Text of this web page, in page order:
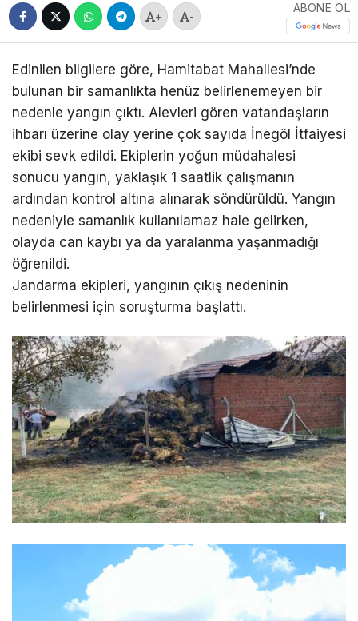
+ -
ABONE OL
Edinilen bilgilere göre, Hamitabat Mahallesi’nde
bulunan bir samanlıkta henüz belirlenemeyen bir
nedenle yangın çıktı. Alevleri gören vatandaşların
ihbarı üzerine olay yerine çok sayıda İnegöl İtfaiyesi
ekibi sevk edildi. Ekiplerin yoğun müdahalesi
sonucu yangın, yaklaşık 1 saatlik çalışmanın
ardından kontrol altına alınarak söndürüldü. Yangın
nedeniyle samanlık kullanılamaz hale gelirken,
olayda can kaybı ya da yaralanma yaşanmadığı
öğrenildi.
Jandarma ekipleri, yangının çıkış nedeninin
belirlenmesi için soruşturma başlattı.